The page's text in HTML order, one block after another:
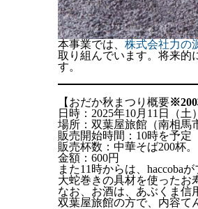
本事業では、 株式会社力の
取り組んでいます。将来的
す。
【おだか秋まつり概要
日時：2025年10月11日（土
場所：双葉屋旅館（南相馬
販売開始時間：10時を予定
販売杯数：中華そば200杯
金額：600円
また11時からは、haccoba
大蛇巻きの具材を使ったお
なお、お酒は、あぶくま信
双葉屋旅館の方で、内容て